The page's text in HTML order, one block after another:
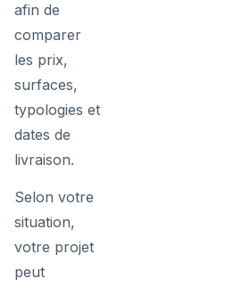
afin de
comparer
les prix,
surfaces,
typologies et
dates de
livraison.
Selon votre
situation,
votre projet
peut